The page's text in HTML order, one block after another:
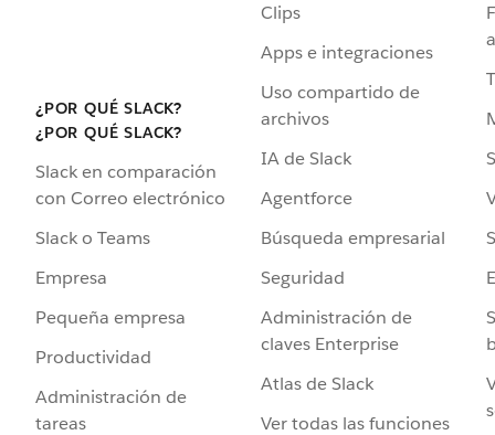
¿POR QUÉ SLACK?
¿POR QUÉ SLACK?
Slack en comparación
con Correo electrónico
Slack o Teams
Empresa
Pequeña empresa
Productividad
Administración de
tareas
Clips
Apps e integraciones
Uso compartido de
archivos
IA de Slack
Agentforce
Búsqueda empresarial
Seguridad
Administración de
claves Enterprise
Atlas de Slack
Ver todas las funciones